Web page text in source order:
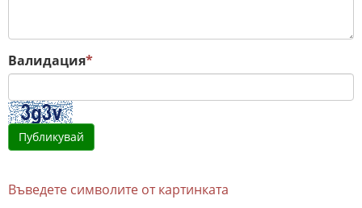
Валидация*
Въведете символите от картинката